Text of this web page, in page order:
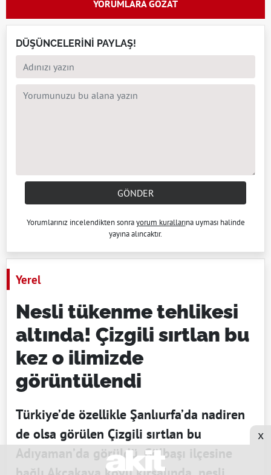
YORUMLARA GÖZAT
DÜŞÜNCELERİNİ PAYLAŞ!
GÖNDER
Yorumlarınız incelendikten sonrayorum kurallarına uyması halinde
yayına alıncaktır.
Yerel
Nesli tükenme tehlikesi
altında! Çizgili sırtlan bu
kez o ilimizde
görüntülendi
Türkiye’de özellikle Şanlıurfa’da nadiren
de olsa görülen Çizgili sırtlan bu
Adıyaman’da görüldü. Gölbaşı ilçesine
x